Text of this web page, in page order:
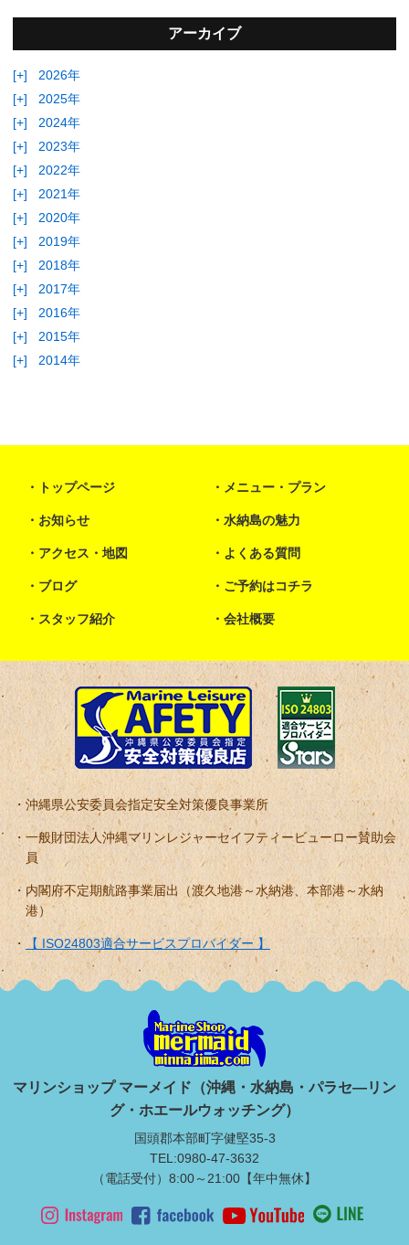
アーカイブ
[+]
2026年
[+]
2025年
[+]
2024年
[+]
2023年
[+]
2022年
[+]
2021年
[+]
2020年
[+]
2019年
[+]
2018年
[+]
2017年
[+]
2016年
[+]
2015年
[+]
2014年
トップページ メニュー・プラン
お知らせ 水納島の魅力
アクセス・地図 よくある質問
ブログ ご予約はコチラ
スタッフ紹介 会社概要
沖縄県公安委員会指定安全対策優良事業所
一般財団法人沖縄マリンレジャーセイフティービューロー賛助会
員
内閣府不定期航路事業届出（渡久地港～水納港、本部港～水納
港）
【 ISO24803適合サービスプロバイダー 】
マリンショップ マーメイド（沖縄・水納島・パラセ―リン
グ・ホエールウォッチング）
国頭郡本部町字健堅35-3
TEL:0980-47-3632
（電話受付）8:00～21:00【年中無休】